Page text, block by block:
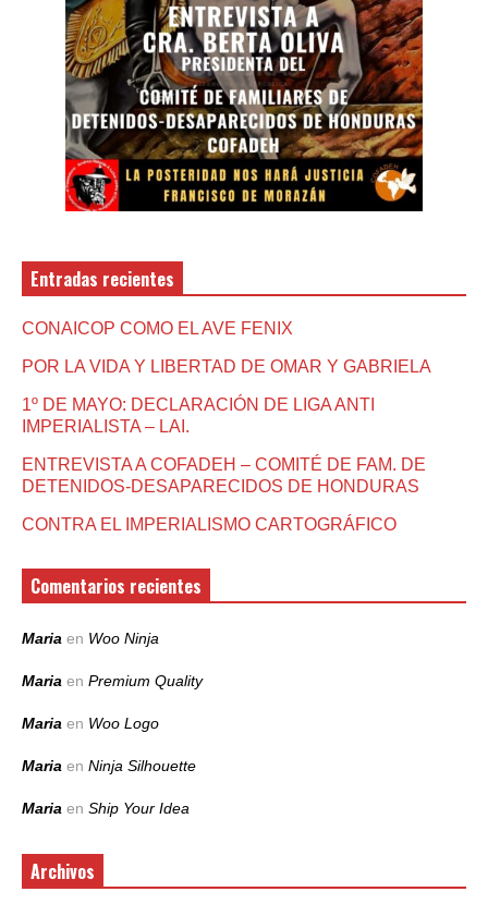
Entradas recientes
CONAICOP COMO EL AVE FENIX
POR LA VIDA Y LIBERTAD DE OMAR Y GABRIELA
1º DE MAYO: DECLARACIÓN DE LIGA ANTI
IMPERIALISTA – LAI.
ENTREVISTA A COFADEH – COMITÉ DE FAM. DE
DETENIDOS-DESAPARECIDOS DE HONDURAS
CONTRA EL IMPERIALISMO CARTOGRÁFICO
Comentarios recientes
Maria en Woo Ninja
Maria en Premium Quality
Maria en Woo Logo
Maria en Ninja Silhouette
Maria en Ship Your Idea
Archivos